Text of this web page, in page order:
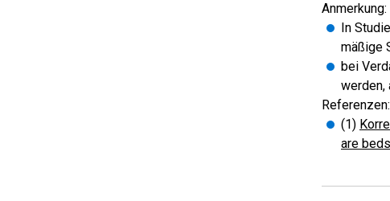
Anmerkung:
In
mäßige
bei
werden,
Referenzen:
(1)
are